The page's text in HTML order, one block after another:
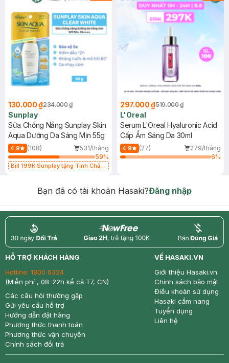
130.000 ₫234.000 ₫
Sunplay
Sữa Chống Nắng Sunplay Skin
Aqua Dưỡng Da Sáng Mịn 55g
4.9 (108)
531/tháng
59%
Bill 199K Sunplay tặng Tinh Chất
297.000 ₫519.000 ₫
L'Oreal
Serum L'Oreal Hyaluronic Acid
Cấp Ẩm Sáng Da 30ml
4.9 (27)
279/tháng
6%
Bạn đã có tài khoản Hasaki?Đăng nhập
return nowfree price
HỖ TRỢ KHÁCH HÀNG
Hotline: 1800 6324
(Miễn phí , 08-22h kể cả T7, CN)
Các câu hỏi thường gặp
Gửi yêu cầu hỗ trợ
Hướng dẫn đặt hàng
Phương thức thanh toán
Phương thức vận chuyển
Chính sách đổi trả
VỀ HASAKI.VN
Giới thiệu Hasaki.vn
Chính sách bảo mật
Điều khoản sử dụng
Hasaki cẩm nang
Tuyển dụng
Liên hệ